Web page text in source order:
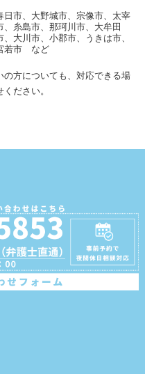
市、大野城市、宗像市、太宰
糸島市、那珂川市、大牟田
大川市、小郡市、うきは市、
若市 など
方についても、対応できる場
ださい。